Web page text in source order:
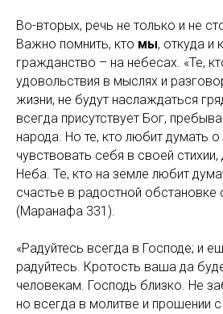
Во-вторых, речь не только и не
Важно помнить, кто мы, откуда и
гражданство – на небесах. «Те,
удовольствия в мыслях и
жизни, не будут наслаждаться
всегда присутствует Бог,
народа. Но те, кто любит думать о
чувствовать себя в своей
Неба. Те, кто на земле любит
счастье в радостной обстановке
(Маранафа 331).
«Радуйтесь всегда в Господе; и
радуйтесь. Кротость ваша да
человекам. Господь близко. Не
но всегда в молитве и прошении